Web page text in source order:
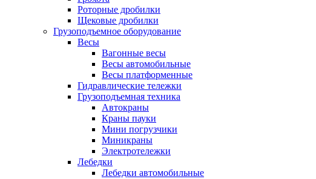
Роторные дробилки
Щековые дробилки
Грузоподъемное оборудование
Весы
Вагонные весы
Весы автомобильные
Весы платформенные
Гидравлические тележки
Грузоподъемная техника
Автокраны
Краны пауки
Мини погрузчики
Миникраны
Электротележки
Лебедки
Лебедки автомобильные